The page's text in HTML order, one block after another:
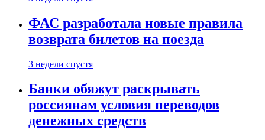
ФАС разработала новые правила
возврата билетов на поезда
3 недели спустя
Банки обяжут раскрывать
россиянам условия переводов
денежных средств